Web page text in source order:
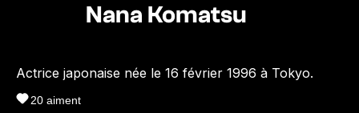
Nana Komatsu
Actrice japonaise née le 16 février 1996 à Tokyo.
20 aiment